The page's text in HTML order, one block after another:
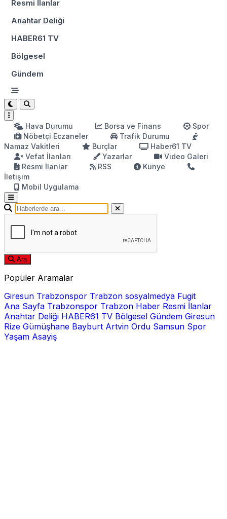
Resmi İlanlar
Anahtar Deliği
HABER61 TV
Bölgesel
Gündem
Hava Durumu Borsa ve Finans
Spor
Nöbetçi Eczaneler
Trafik Durumu
Namaz Vakitleri
Burçlar
Haber61 TV
Vefat İlanları
Yazarlar
Video Galeri
Resmi İlanlar
RSS
Künye
İletişim
Mobil Uygulama
Ara
Popüler Aramalar
Giresun Trabzonspor Trabzon sosyalmedya Fugit
Ana Sayfa Trabzonspor Trabzon Haber Resmi İlanlar
Anahtar Deliği HABER61 TV Bölgesel Gündem Giresun
Rize Gümüşhane Bayburt Artvin Ordu Samsun Spor
Yaşam Asayiş